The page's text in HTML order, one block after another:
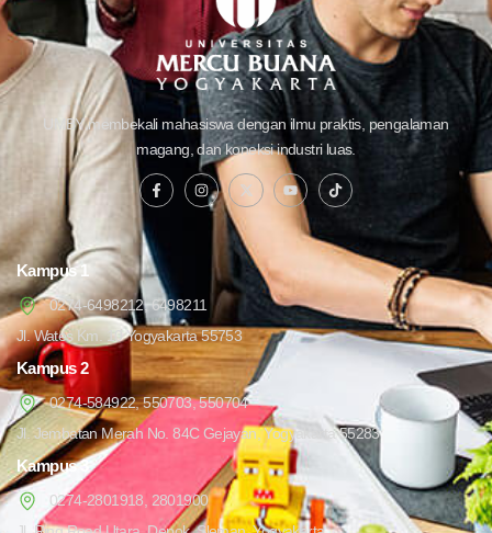
UMBY membekali mahasiswa dengan ilmu praktis, pengalaman
magang, dan koneksi industri luas.
Kampus 1
0274-6498212, 6498211
Jl. Wates Km. 10 Yogyakarta 55753
Kampus 2
0274-584922, 550703, 550704
Jl. Jembatan Merah No. 84C Gejayan, Yogyakarta 55283
Kampus 3
0274-2801918, 2801900